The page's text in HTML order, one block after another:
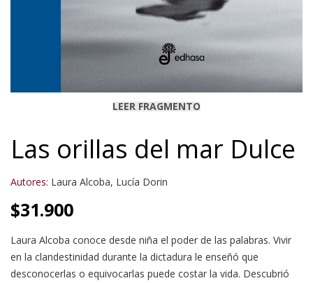
LEER FRAGMENTO
Las orillas del mar Dulce
Autores: Laura Alcoba, Lucía Dorin
$31.900
Laura Alcoba conoce desde niña el poder de las palabras. Vivir
en la clandestinidad durante la dictadura le enseñó que
desconocerlas o equivocarlas puede costar la vida. Descubrió